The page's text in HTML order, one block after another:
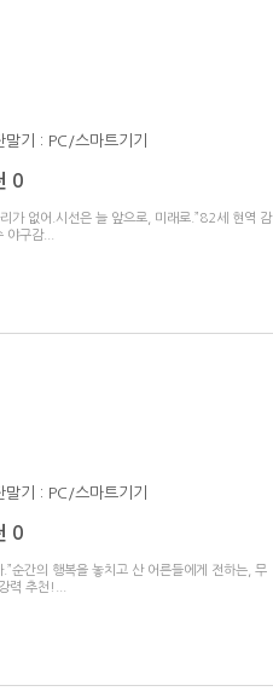
말기 : PC/스마트기기
0
가 없어.시선은 늘 앞으로, 미래로.”82세 현역 감
야구감...
말기 : PC/스마트기기
0
순간의 행복을 놓치고 산 어른들에게 전하는, 무
력 추천!